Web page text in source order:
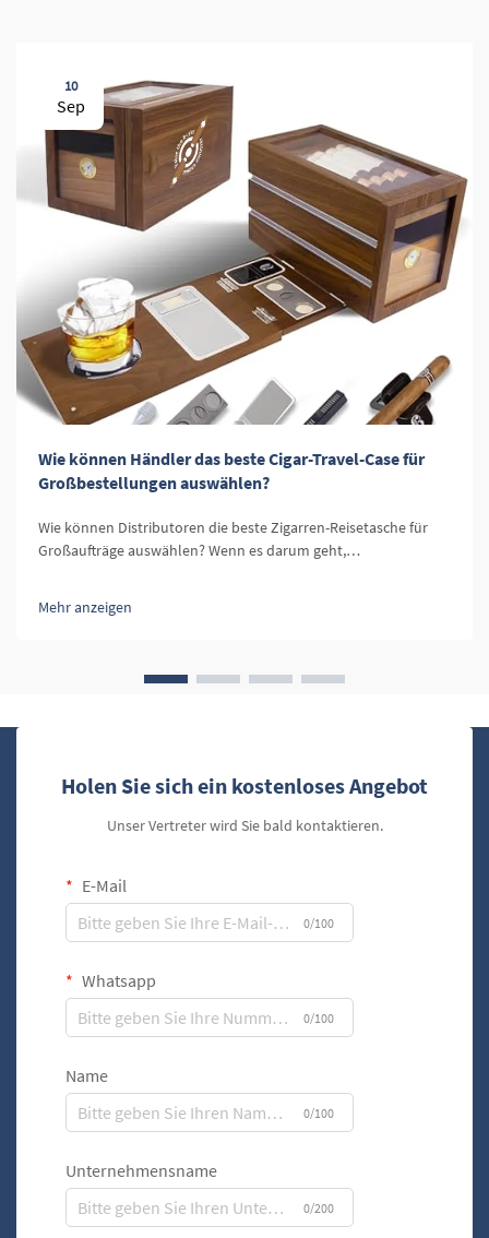
10
Sep
Wie können Händler das beste Cigar-Travel-Case für
Großbestellungen auswählen?
Wie können Distributoren die beste Zigarren-Reisetasche für
Großaufträge auswählen? Wenn es darum geht,
Reisetasche. Zigarren-Reisetassen dienen nicht nur einem
Mehr anzeigen
Holen Sie sich ein kostenloses Angebot
Unser Vertreter wird Sie bald kontaktieren.
E-Mail
0/100
Whatsapp
0/100
Name
0/100
Unternehmensname
0/200